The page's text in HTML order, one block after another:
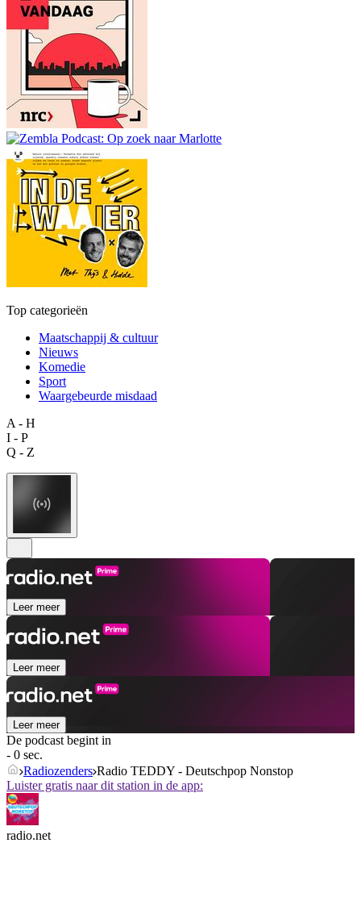
Top categorieën
Maatschappij & cultuur
Nieuws
Komedie
Sport
Waargebeurde misdaad
A - H
I - P
Q - Z
Leer meer
Leer meer
Leer meer
De podcast begint in
- 0 sec.
Radiozenders Radio TEDDY - Deutschpop Nonstop
Luister gratis naar dit station in de app:
radio.net